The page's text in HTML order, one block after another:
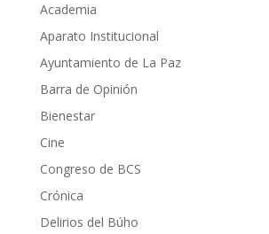
Academia
Aparato Institucional
Ayuntamiento de La Paz
Barra de Opinión
Bienestar
Cine
Congreso de BCS
Crónica
Delirios del Búho